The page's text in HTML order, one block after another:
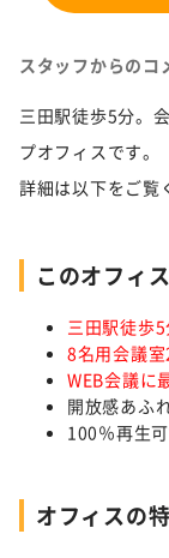
スタッフからのコ
三田駅徒歩5分。
プオフィスです。
詳細は以下をご覧
このオフィ
三田駅徒歩
8名用会議
WEB会議に
開放感あふ
100％再生
オフィスの